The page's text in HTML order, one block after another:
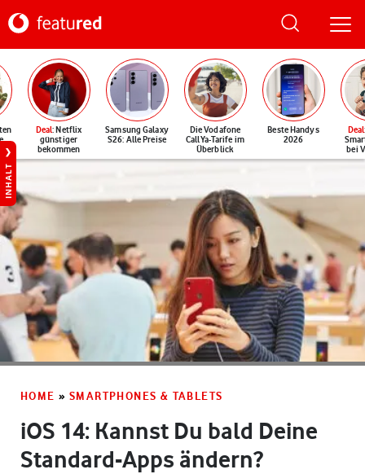
Deal: Netflix
günstiger
bekommen
Samsung Galaxy
S26: Alle Preise
Die Vodafone
CallYa-Tarife im
Überblick
Beste Handys
2026
Deal
bei
INHALT
HOME » SMARTPHONES & TABLETS
iOS 14: Kannst Du bald Deine
Standard-Apps ändern?